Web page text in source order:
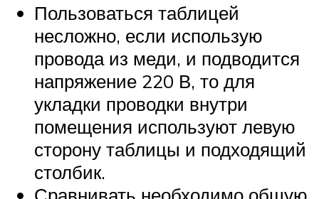
Пользоваться таблицей
несложно, если использую
провода из меди, и подводится
напряжение 220 В, то для
укладки проводки внутри
помещения используют левую
сторону таблицы и подходящий
столбик.